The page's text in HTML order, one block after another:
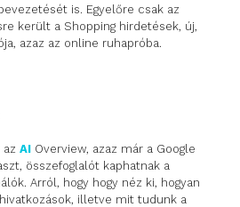
is. Egyelőre csak az
került a Shopping hirdetések, új,
azaz az online ruhapróba.
az AI Overview, azaz már a Google
összefoglalót kaphatnak a
Arról, hogy hogy néz ki, hogyan
illetve mit tudunk a